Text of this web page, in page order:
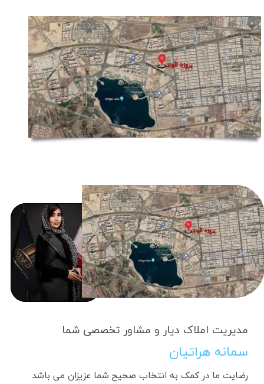
مدیریت املاک دیار و مشاور تخصصی شما
سمانه هراتیان
رضایت ما در کمک به انتخاب صحیح شما عزیزان می باشد